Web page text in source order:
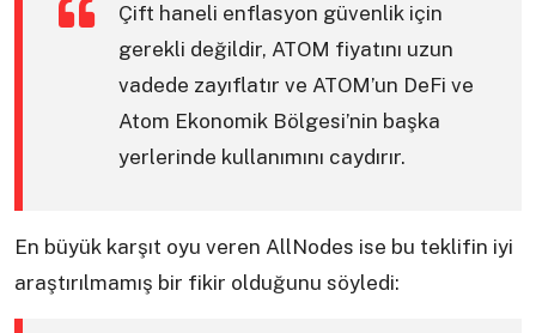
Çift haneli enflasyon güvenlik için
gerekli değildir, ATOM fiyatını uzun
vadede zayıflatır ve ATOM’un DeFi ve
Atom Ekonomik Bölgesi’nin başka
yerlerinde kullanımını caydırır.
En büyük karşıt oyu veren AllNodes ise bu teklifin iyi
araştırılmamış bir fikir olduğunu söyledi: